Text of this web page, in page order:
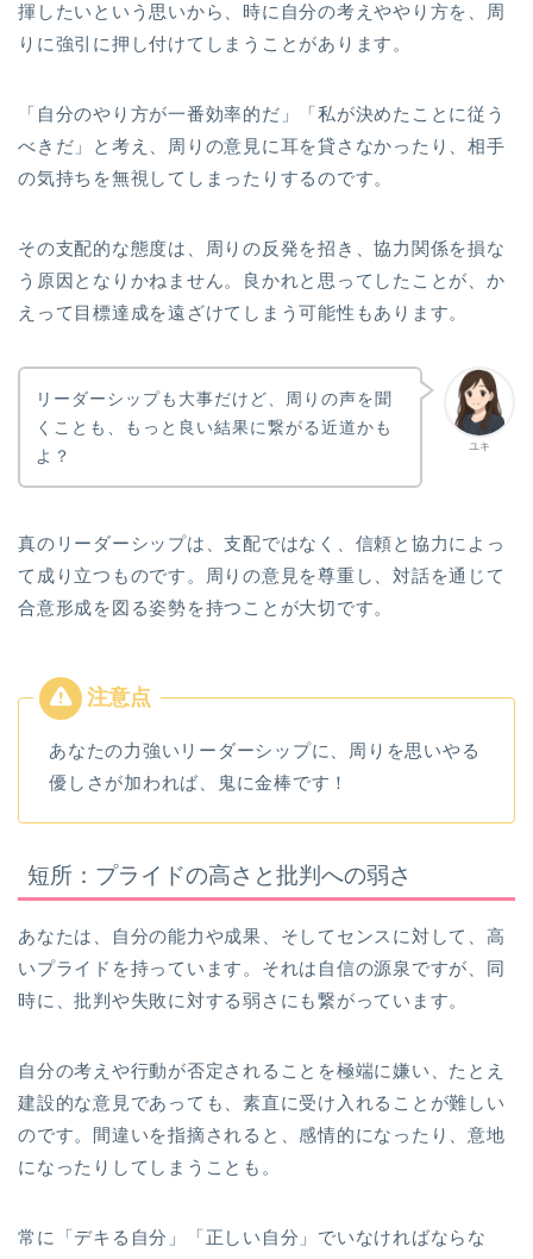
揮したいという思いから、時に自分の考えややり方を、周
りに強引に押し付けてしまうことがあります。
「自分のやり方が一番効率的だ」「私が決めたことに従う
べきだ」と考え、周りの意見に耳を貸さなかったり、相手
の気持ちを無視してしまったりするのです。
その支配的な態度は、周りの反発を招き、協力関係を損な
う原因となりかねません。良かれと思ってしたことが、か
えって目標達成を遠ざけてしまう可能性もあります。
ユキ
リーダーシップも大事だけど、周りの声を聞
くことも、もっと良い結果に繋がる近道かも
よ？
真のリーダーシップは、支配ではなく、信頼と協力によっ
て成り立つものです。周りの意見を尊重し、対話を通じて
合意形成を図る姿勢を持つことが大切です。
あなたの力強いリーダーシップに、周りを思いやる
優しさが加われば、鬼に金棒です！
短所：プライドの高さと批判への弱さ
あなたは、自分の能力や成果、そしてセンスに対して、高
いプライドを持っています。それは自信の源泉ですが、同
時に、批判や失敗に対する弱さにも繋がっています。
自分の考えや行動が否定されることを極端に嫌い、たとえ
建設的な意見であっても、素直に受け入れることが難しい
のです。間違いを指摘されると、感情的になったり、意地
になったりしてしまうことも。
常に「デキる自分」「正しい自分」でいなければならな